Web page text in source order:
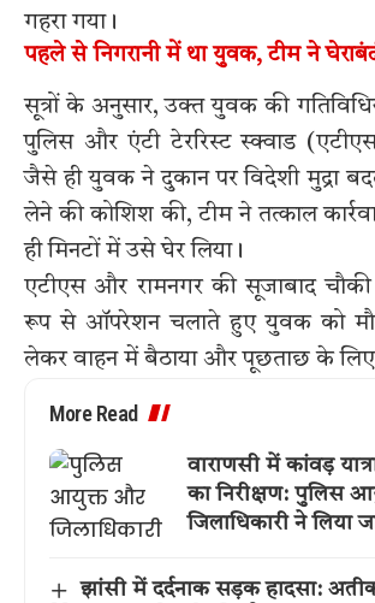
गहरा गया।
पहले से निगरानी में था युवक, टीम ने
सूत्रों के अनुसार, उक्त युवक की
पुलिस और एंटी टेररिस्ट स्क्वाड
जैसे ही युवक ने दुकान पर विदेशी मुद्रा
लेने की कोशिश की, टीम ने तत्काल
ही मिनटों में उसे घेर लिया।
एटीएस और रामनगर की सूजाबाद
रूप से ऑपरेशन चलाते हुए युवक को
लेकर वाहन में बैठाया और पूछताछ के
More Read
वाराणसी में कांवड़
का निरीक्षण: पुलिस
जिलाधिकारी ने लिया
झांसी में दर्दनाक सड़क हादसा: